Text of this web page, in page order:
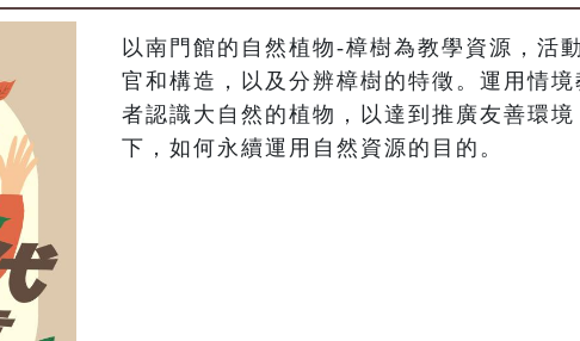
以南門館的自然植物-樟樹為教學資源，活
官和構造，以及分辨樟樹的特徵。運用情
者認識大自然的植物，以達到推廣友善環
下，如何永續運用自然資源的目的。